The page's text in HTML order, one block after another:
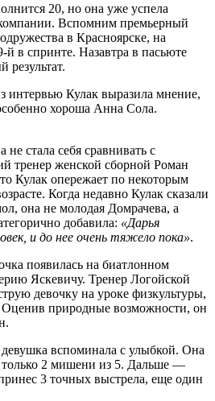
20, но она уже успела
компании. Вспомним премьерный
в Красноярске, на
й в спринте. Назавтра в пасьюте
результат.
интервью Кулак выразила мнение,
хороша Анна Сола.
стала себя сравнивать с
тренер женской сборной Роман
Кулак опережает по некоторым
Когда недавно Кулак сказали
она не молодая Домрачева, а
добавила: «Дарья
и до нее очень тяжело пока».
появилась на биатлонном
Яскевичу. Тренер Логойской
девочку на уроке физкультуры,
Оценив природные возможности, он
вспоминала с улыбкой. Она
только 2 мишени из 5. Дальше —
3 точных выстрела, еще один